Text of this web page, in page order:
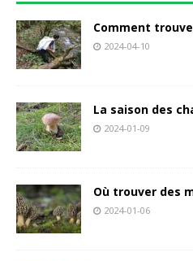
Comment
2024-04-10
La saison des
2024-01-09
Où trouver des
2024-01-06